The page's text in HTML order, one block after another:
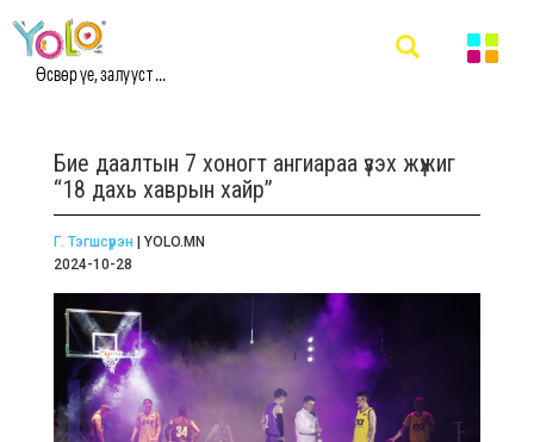
Өсвөр үе, залууст ...
Бие даалтын 7 хоногт ангиараа үзэх жүжиг
“18 дахь хаврын хайр”
Г. Тэгшсүрэн | YOLO.MN
2024-10-28